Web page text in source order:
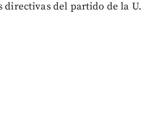
directivas del partido de la U.